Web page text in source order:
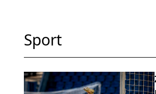
Sport